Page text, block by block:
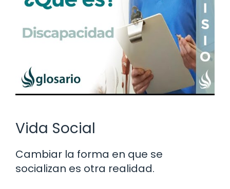
Vida Social
Cambiar la forma en que se
socializan es otra realidad.